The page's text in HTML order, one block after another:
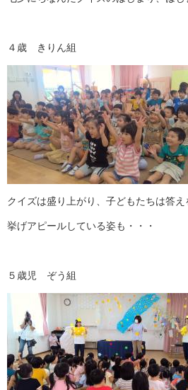
４歳 きりん組
クイズは盛り上がり、子どもたちは答
挙げアピールしている姿も・・・
５歳児 ぞう組